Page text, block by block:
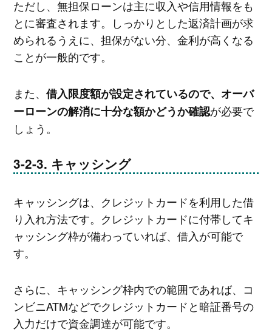
ただし、無担保ローンは主に収入や信用情報をも
とに審査されます。しっかりとした返済計画が求
められるうえに、担保がない分、金利が高くなる
ことが一般的です。
また、 借入限度額が設定されているので、オーバ
ーローンの解消に十分な額かどうか確認が必要で
しょう。
キャッシング
キャッシングは、クレジットカードを利用した借
り入れ方法です。クレジットカードに付帯してキ
ャッシング枠が備わっていれば、借入が可能で
す。
さらに、キャッシング枠内での範囲であれば、コ
ンビニATMなどでクレジットカードと暗証番号の
入力だけで資金調達が可能です。